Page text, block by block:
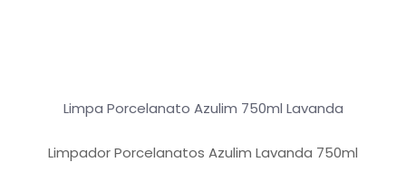
Limpa Porcelanato Azulim 750ml Lavanda
Limpador Porcelanatos Azulim Lavanda 750ml